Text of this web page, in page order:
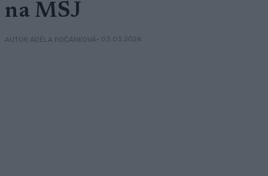
na MSJ
AUTOR ADÉLA ROČÁRKOVÁ• 03.03.2026